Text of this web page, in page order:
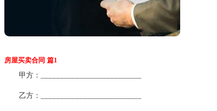
房屋买卖合同 篇1
甲方：__________________________
乙方：__________________________